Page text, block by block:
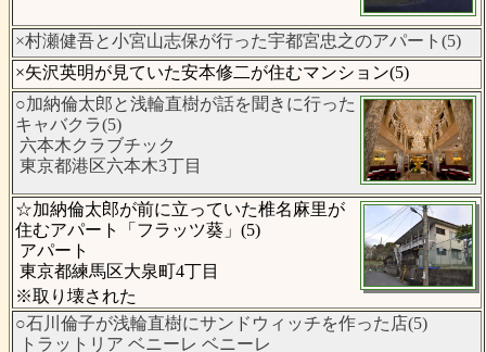
×村瀬健吾と小宮山志保が行った宇都宮忠之のアパート(5)
×矢沢英明が見ていた安本修二が住むマンション(5)
○加納倫太郎と浅輪直樹が話を聞きに行った
キャバクラ(5)
六本木クラブチック
東京都港区六本木3丁目
☆加納倫太郎が前に立っていた椎名麻里が
住むアパート「フラッツ葵」(5)
アパート
東京都練馬区大泉町4丁目
※取り壊された
○石川倫子が浅輪直樹にサンドウィッチを作った店(5)
トラットリア ベニーレ ベニーレ